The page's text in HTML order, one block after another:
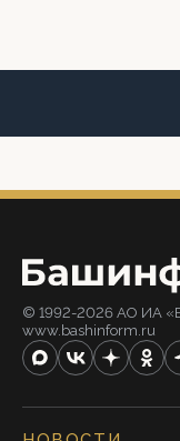
© 1992-2026 АО ИА
www.bashinform.ru